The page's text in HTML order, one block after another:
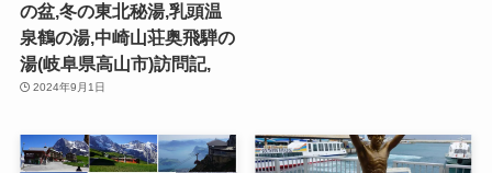
の盆,冬の東北秘湯,乳頭温
泉鶴の湯,中崎山荘奥飛騨の
湯(岐阜県高山市)訪問記,
2024年9月1日